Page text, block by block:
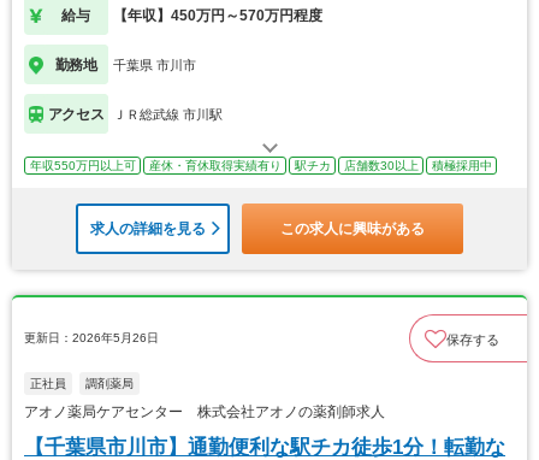
給与 【年収】450万円～570万円程度
勤務地 千葉県 市川市
アクセス ＪＲ総武線 市川駅
年収550万円以上可 産休・育休取得実績有り 駅チカ 店舗数30以上 積極採用中
求人の詳細を見る この求人に興味がある
更新日：2026年5月26日 保存する
正社員 調剤薬局
アオノ薬局ケアセンター 株式会社アオノの薬剤師求人
【千葉県市川市】通勤便利な駅チカ徒歩1分！転勤な